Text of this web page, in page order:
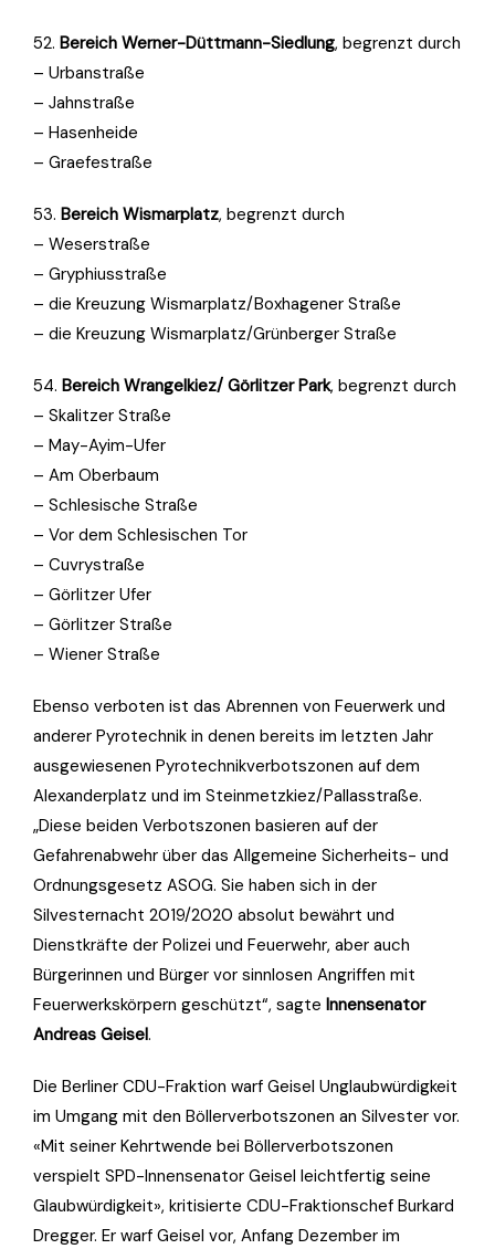
52. Bereich Werner-Düttmann-Siedlung, begrenzt durch
– Urbanstraße
– Jahnstraße
– Hasenheide
– Graefestraße
53. Bereich Wismarplatz, begrenzt durch
– Weserstraße
– Gryphiusstraße
– die Kreuzung Wismarplatz/Boxhagener Straße
– die Kreuzung Wismarplatz/Grünberger Straße
54. Bereich Wrangelkiez/ Görlitzer Park, begrenzt durch
– Skalitzer Straße
– May-Ayim-Ufer
– Am Oberbaum
– Schlesische Straße
– Vor dem Schlesischen Tor
– Cuvrystraße
– Görlitzer Ufer
– Görlitzer Straße
– Wiener Straße
Ebenso verboten ist das Abrennen von Feuerwerk und
anderer Pyrotechnik in denen bereits im letzten Jahr
ausgewiesenen Pyrotechnikverbotszonen auf dem
Alexanderplatz und im Steinmetzkiez/Pallasstraße.
„Diese beiden Verbotszonen basieren auf der
Gefahrenabwehr über das Allgemeine Sicherheits- und
Ordnungsgesetz ASOG. Sie haben sich in der
Silvesternacht 2019/2020 absolut bewährt und
Dienstkräfte der Polizei und Feuerwehr, aber auch
Bürgerinnen und Bürger vor sinnlosen Angriffen mit
Feuerwerkskörpern geschützt“, sagte Innensenator
Andreas Geisel.
Die Berliner CDU-Fraktion warf Geisel Unglaubwürdigkeit
im Umgang mit den Böllerverbotszonen an Silvester vor.
«Mit seiner Kehrtwende bei Böllerverbotszonen
verspielt SPD-Innensenator Geisel leichtfertig seine
Glaubwürdigkeit», kritisierte CDU-Fraktionschef Burkard
Dregger. Er warf Geisel vor, Anfang Dezember im